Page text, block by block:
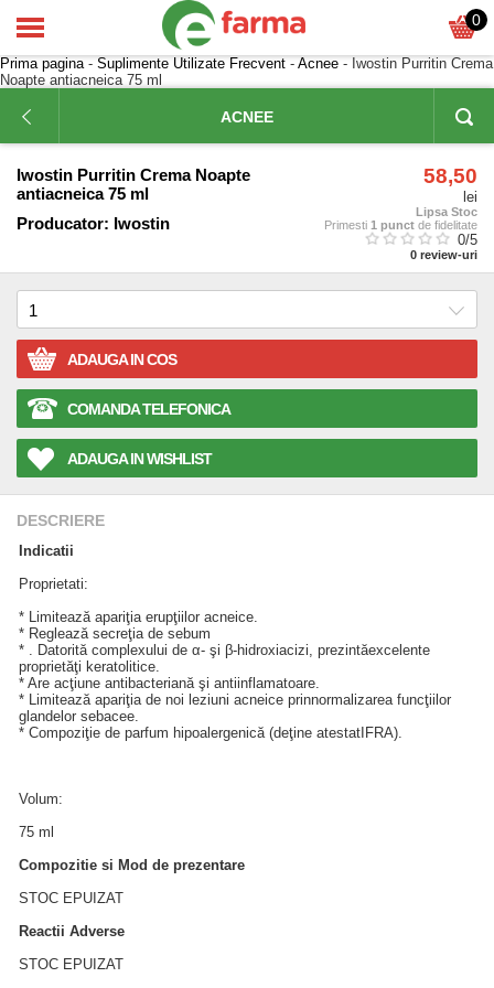
0
Prima pagina- Suplimente Utilizate Frecvent - Acnee - Iwostin Purritin Crema
Noapte antiacneica 75 ml
ACNEE
Iwostin Purritin Crema Noapte
antiacneica 75 ml
Producator: Iwostin
58,50
lei
Lipsa Stoc
Primesti 1 punct de fidelitate
0/5
0 review-uri
ADAUGA IN COS
COMANDA TELEFONICA
ADAUGA IN WISHLIST
DESCRIERE
Indicatii
Proprietati:
* Limitează apariţia erupţiilor acneice.
* Reglează secreţia de sebum
* . Datorită complexului de α- şi β-hidroxiacizi, prezintăexcelente
proprietăţi keratolitice.
* Are acţiune antibacteriană şi antiinflamatoare.
* Limitează apariţia de noi leziuni acneice prinnormalizarea funcţiilor
glandelor sebacee.
* Compoziţie de parfum hipoalergenică (deţine atestatIFRA).
Volum:
75 ml
Compozitie si Mod de prezentare
STOC EPUIZAT
Reactii Adverse
STOC EPUIZAT